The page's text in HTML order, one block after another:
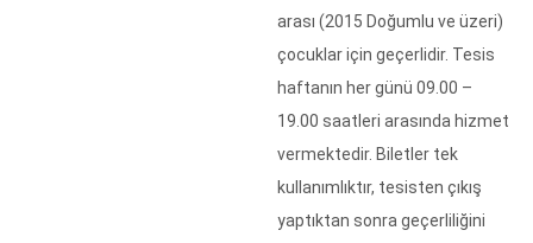
arası (2015 Doğumlu ve üzeri)
çocuklar için geçerlidir. Tesis
haftanın her günü 09.00 –
19.00 saatleri arasında hizmet
vermektedir. Biletler tek
kullanımlıktır, tesisten çıkış
yaptıktan sonra geçerliliğini